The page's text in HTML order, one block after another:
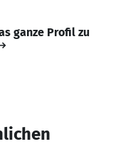
ganze Profil zu